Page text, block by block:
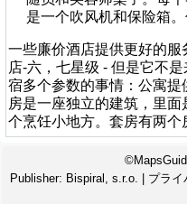
是一个吹风机和保险箱
一些廉价酒店提供更好的
店-六，七星级 - 但是它不
宿多个参数的事情：公寓
房是一座独立的建筑，里
个烹饪小地方。套房有两个
Publisher: Bispiral, s.r.o.
プライ